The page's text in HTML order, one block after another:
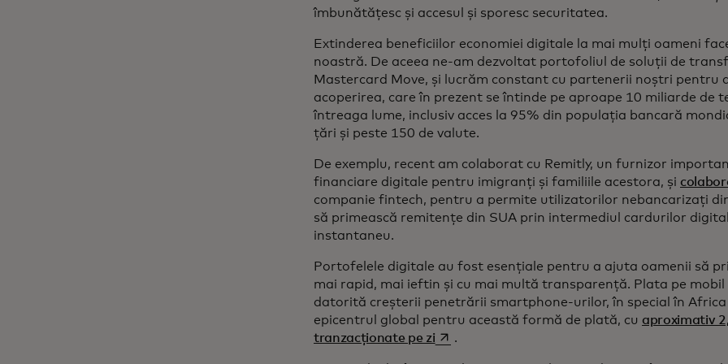
îmbunătățesc și accesul și sporesc securitatea.
Extinderea beneficiilor economiei digitale la mai mulți oameni
noastră. De aceea ne-am dezvoltat portofoliul de soluții de
Mastercard Move, și lucrăm constant cu partenerii noștri pentru
acoperirea, care în prezent se întinde pe aproape 10 miliarde de
întreaga lume, inclusiv acces la 95% din populația bancară
țări și peste 150 de valute.
De exemplu, recent am colaborat cu Remitly, un furnizor
financiare digitale pentru imigranți și familiile acestora, și
companie fintech, pentru a permite utilizatorilor nebancarizați
să primească remitențe din SUA prin intermediul cardurilor
instantaneu.
Portofelele digitale au fost esențiale pentru a ajuta oamenii să
mai rapid, mai ieftin și cu mai multă transparență. Plata pe
datorită creșterii penetrării smartphone-urilor, în special în
epicentrul global pentru această formă de plată, cu aproximativ
tranzacționate pe ziopens in a new tab
.